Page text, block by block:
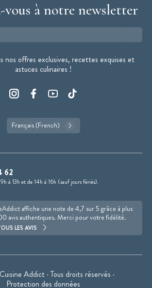
vous à notre newsletter
nos offres exclusives, recettes exquises et
astuces culinaires !
Français (French)
62
à 13h et de 14h à 16h (sauf jours fériés).
affiche une note de 4,7 sur 5 grâce à plus
avis authentiques. Merci pour votre fidélité.
LES AVIS
Addict · Tous droits réservés ·
Protection des données